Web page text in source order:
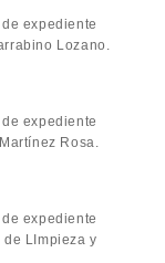
expediente
Lozano.
expediente
Rosa.
expediente
LImpieza y